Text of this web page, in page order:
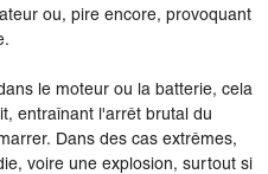
ou, pire encore, provoquant
le moteur ou la batterie, cela
entraînant l'arrêt brutal du
Dans des cas extrêmes,
voire une explosion, surtout si